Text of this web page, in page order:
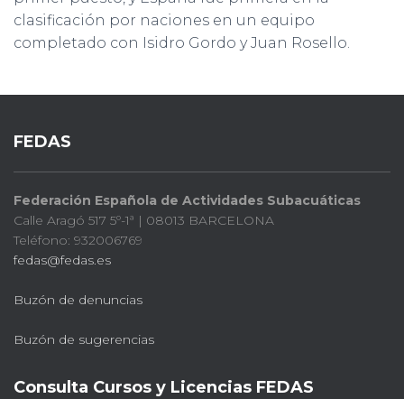
clasificación por naciones en un equipo
completado con Isidro Gordo y Juan Rosello.
FEDAS
Federación Española de Actividades Subacuáticas
Calle Aragó 517 5º-1ª | 08013 BARCELONA
Teléfono: 932006769
fedas@fedas.es
Buzón de denuncias
Buzón de sugerencias
Consulta Cursos y Licencias FEDAS